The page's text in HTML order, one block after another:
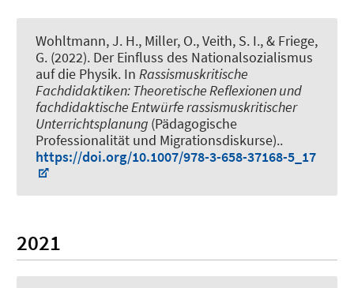
Wohltmann, J. H., Miller, O., Veith, S. I., & Friege,
G. (2022). Der Einfluss des Nationalsozialismus
auf die Physik. In Rassismuskritische
Fachdidaktiken: Theoretische Reflexionen und
fachdidaktische Entwürfe rassismuskritischer
Unterrichtsplanung (Pädagogische
Professionalität und Migrationsdiskurse)..
https://doi.org/10.1007/978-3-658-37168-5_17
2021